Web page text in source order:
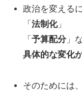
政治を変えるに
「法制化」
「予算配分 」
具体的な変化
そのためには、